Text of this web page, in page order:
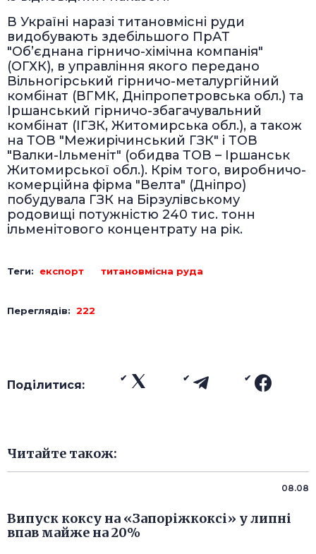
В Україні наразі титановмісні руди
видобувають здебільшого ПрАТ
"Об’єднана гірничо-хімічна компанія"
(ОГХК), в управління якого передано
Вільногірський гірничо-металургійний
комбінат (ВГМК, Дніпропетровська обл.) та
Іршанський гірничо-збагачувальний
комбінат (ІГЗК, Житомирська обл.), а також
на ТОВ "Межирічинський ГЗК" і ТОВ
"Валки-Ільменіт" (обидва ТОВ – Іршанськ
Житомирської обл.). Крім того, виробничо-
комерційна фірма "Велта" (Дніпро)
побудувала ГЗК на Бірзулівському
родовищі потужністю 240 тис. тонн
ільменітового концентрату на рік.
Теги: експорт титановмісна руда
Переглядів: 222
Поділитися:
Читайте також:
08.08
Випуск коксу на «Запоріжкоксі» у липні
впав майже на 20%